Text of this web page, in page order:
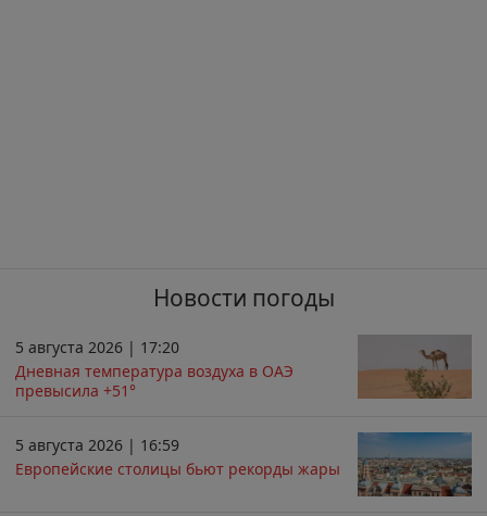
Новости погоды
5 августа 2026 | 17:20
Дневная температура воздуха в ОАЭ
превысила +51°
5 августа 2026 | 16:59
Европейские столицы бьют рекорды жары